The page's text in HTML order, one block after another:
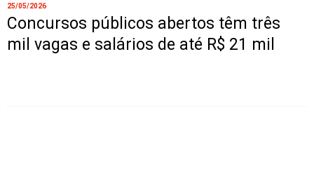
25/05/2026
Concursos públicos abertos têm três
mil vagas e salários de até R$ 21 mil